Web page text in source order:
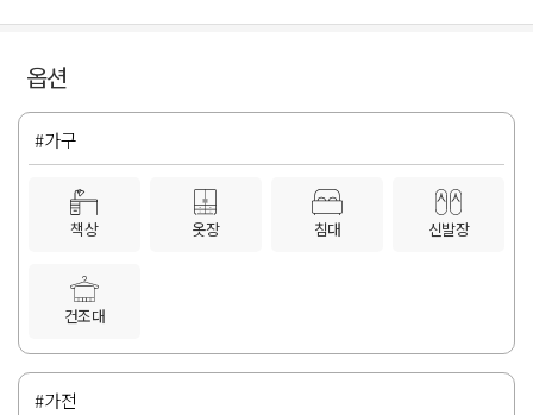
옵션
#가구
책상 옷장 침대 신발장
건조대
#가전